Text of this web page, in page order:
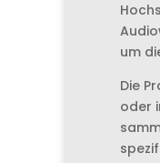
um
Die
oder